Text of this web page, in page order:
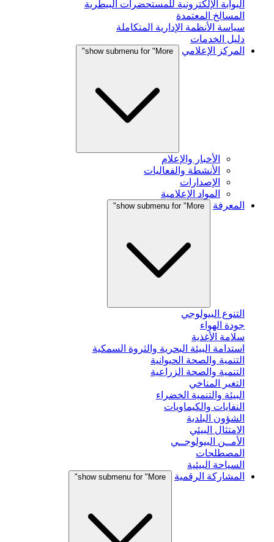
البوابة الإلكترونية للمستحضرات البيطرية
المسالخ المعتمدة
سياسة الأنظمة الإدارية المتكاملة
دليل الخدمات
المركز الإعلامي
show submenu for "More"
الأخبار والإعلام
الأنشطة والفعاليات
الإصدارات
المواد الإعلامية
المعرفة
show submenu for "More"
التنوع البيولوجي
جودة الهواء
سلامة الأغذية
استدامة البيئة البحرية والثروة السمكية
التنمية والصحة الحيوانية
التنمية والصحة الزراعية
التغير المناخي
البيئة والتنمية الخضراء
النفايات والكيماويات
الشؤون البلدية
الامتثال البيئي
الأمــن البيولوجــي
المصطلحات
السياحة البيئية
المشاركة الرقمية
show submenu for "More"